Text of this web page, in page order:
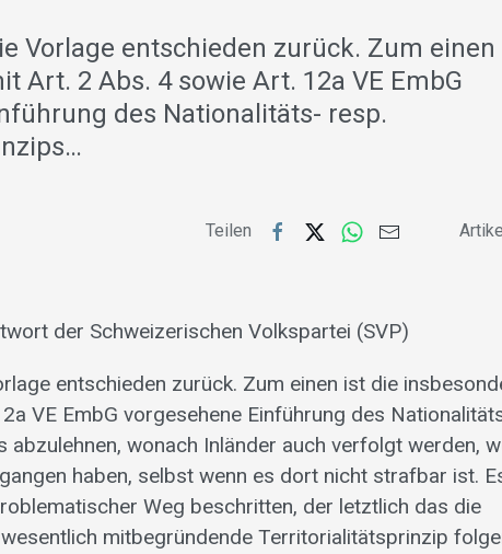
Vorlage entschieden zurück. Zum
Art. 2 Abs. 4 sowie Art. 12a VE EmbG
des Nationalitäts- resp.
Teilen
der Schweizerischen Volkspartei (SVP)
entschieden zurück. Zum einen ist die
VE EmbG vorgesehene Einführung des
abzulehnen, wonach Inländer auch verfolgt werden,
haben, selbst wenn es dort nicht strafbar ist.
Weg beschritten, der letztlich das die
mitbegründende Territorialitätsprinzip